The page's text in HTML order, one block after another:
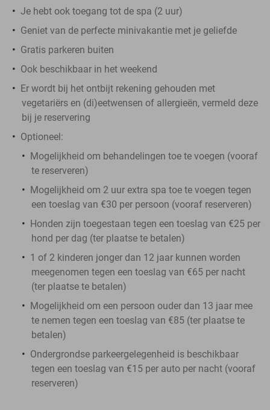
Je hebt ook toegang tot de spa (2 uur)
Geniet van de perfecte minivakantie met je geliefde
Gratis parkeren buiten
Ook beschikbaar in het weekend
Er wordt bij het ontbijt rekening gehouden met
vegetariërs en (di)eetwensen of allergieën, vermeld deze
bij je reservering
Optioneel:
Mogelijkheid om behandelingen toe te voegen (vooraf
te reserveren)
Mogelijkheid om 2 uur extra spa toe te voegen tegen
een toeslag van €30 per persoon (vooraf reserveren)
Honden zijn toegestaan tegen een toeslag van €25 per
hond per dag (ter plaatse te betalen)
1 of 2 kinderen jonger dan 12 jaar kunnen worden
meegenomen tegen een toeslag van €65 per nacht
(ter plaatse te betalen)
Mogelijkheid om een persoon ouder dan 13 jaar mee
te nemen tegen een toeslag van €85 (ter plaatse te
betalen)
Ondergrondse parkeergelegenheid is beschikbaar
tegen een toeslag van €15 per auto per nacht (vooraf
reserveren)